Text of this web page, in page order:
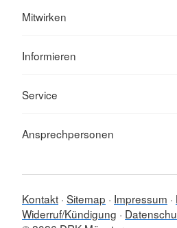
Mitwirken
Informieren
Service
Ansprechpersonen
Kontakt Sitemap Impressum
Widerruf/Kündigung